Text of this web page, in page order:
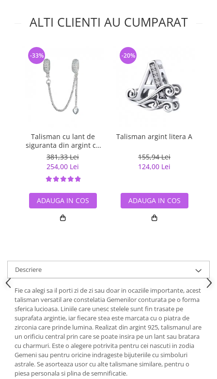
ALTI CLIENTI AU CUMPARAT
Talisman cu lant de
siguranta din argint cu
inimioara placat cu rodiu
381,33 Lei
254,00 Lei
-33%
ADAUGA IN COS
Talisman argint litera A
155,94 Lei
124,00 Lei
-20%
ADAUGA IN COS
Descriere
Fie ca alegi sa il porti zi de zi sau doar in ocaziile importante, acest
talisman versatil are constelatia Gemenilor conturata pe o forma
sferica lucioasa. Liniile care unesc stelele sunt fin trasate pe
suprafata argintie, iar fiecare stea este marcata cu o piatra de
zirconia care prinde lumina. Realizat din argint 925, talismanul are
un orificiu central prin care se poate insira pe un lant sau bratara
cu charmuri. Este o alegere potrivita pentru cei nascuti in zodia
Gemeni sau pentru oricine indrageste bijuteriile cu simboluri
astrale. Se asorteaza usor cu alte talismane similare, pentru o
piesa personala si plina de semnificatie.